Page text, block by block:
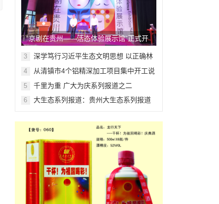
“京剧在贵州——活态体验展示馆”正式开
馆
3
深学笃行习近平生态文明思想 以正确林
4
从清镇市4个铝精深加工项目集中开工说
5 千里为重 广大为庆系列报道之二
6
大生态系列报道：贵州大生态系列报道